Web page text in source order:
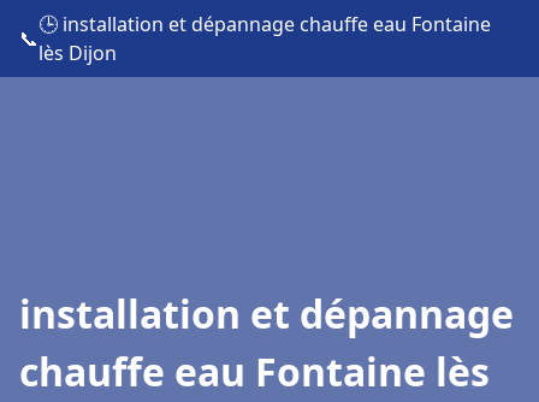
📞
🕒 installation et dépannage chauffe eau Fontaine
lès Dijon
installation et dépannage
chauffe eau Fontaine lès